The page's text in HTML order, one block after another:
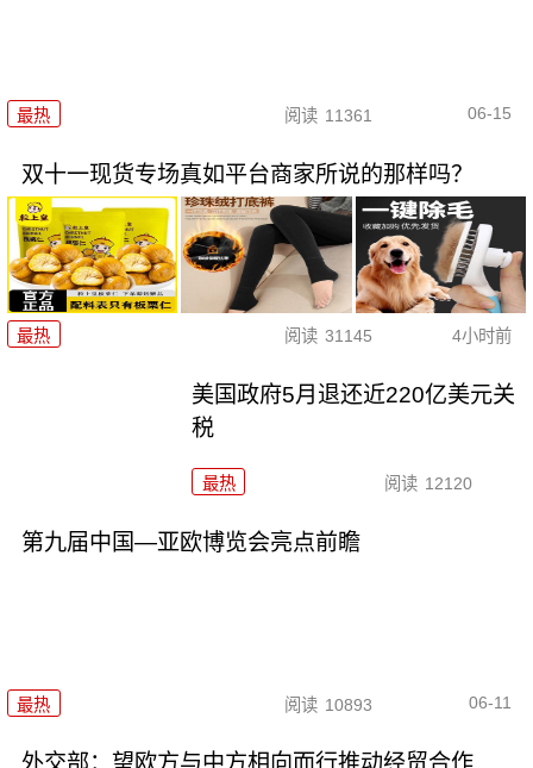
最热 阅读 11361 06-15
双十一现货专场真如平台商家所说的那样吗？
最热 阅读 31145 4小时前
美国政府5月退还近220亿美元关
税
最热 阅读 12120
第九届中国—亚欧博览会亮点前瞻
最热 阅读 10893 06-11